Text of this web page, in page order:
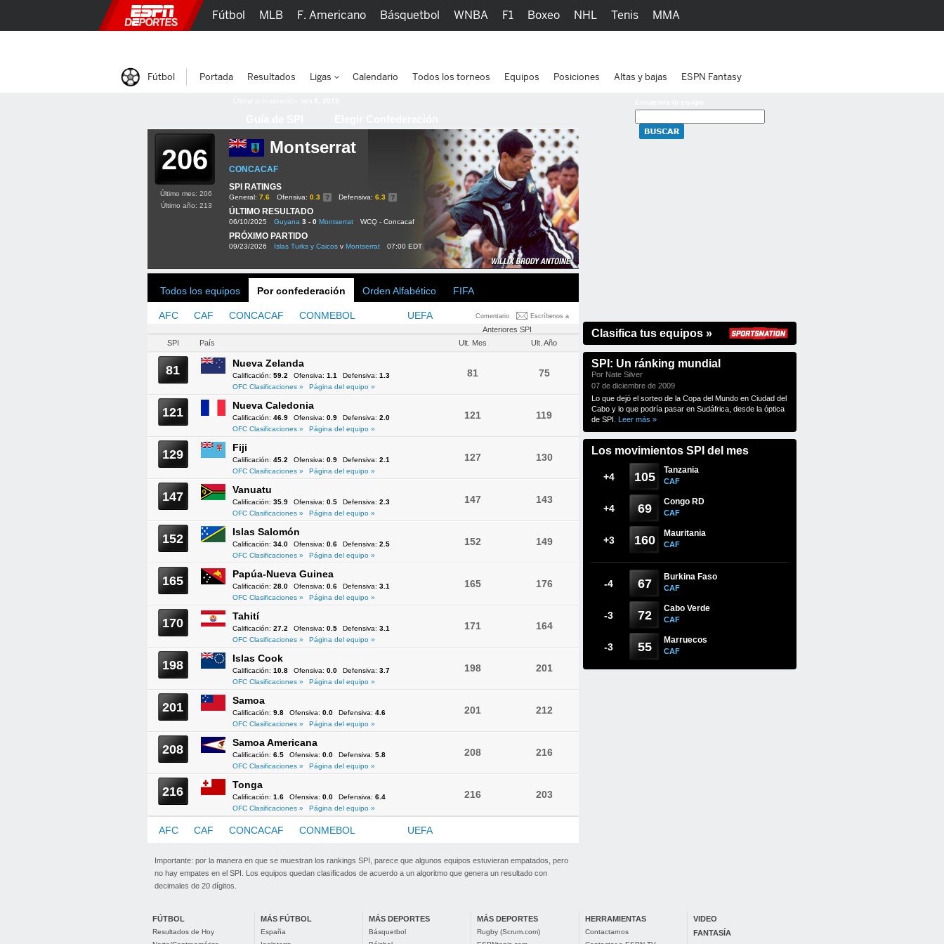
206 Montserrat
CONCACAF
SPI RATINGS
General: 7.6 Ofensiva: 0.3 Defensiva: 6.3
ÚLTIMO RESULTADO
06/10/2025 Guyana 3 - 0 Montserrat WCQ - Concacaf
PRÓXIMO PARTIDO
09/23/2026 Islas Turks y Caicos v Montserrat 07:00 EDT
Último mes: 206
Último año: 213
Todos los equipos Por confederación Orden Alfabético FIFA
Comentario Escríbenos a
AFC CAF CONCACAF CONMEBOL UEFA
Anteriores SPI
SPI
País Ult. Mes Ult. Año
81 Nueva Zelanda
Calificación: 59.2 Ofensiva: 1.1 Defensiva: 1.3
OFC Clasificaciones »
Página del equipo »
81 75
121 Nueva Caledonia
Calificación: 46.9 Ofensiva: 0.9 Defensiva: 2.0
OFC Clasificaciones »
Página del equipo »
121 119
129 Fiji
Calificación: 45.2 Ofensiva: 0.9 Defensiva: 2.1
OFC Clasificaciones »
Página del equipo »
127 130
147 Vanuatu
Calificación: 35.9 Ofensiva: 0.5 Defensiva: 2.3
OFC Clasificaciones »
Página del equipo »
147 143
152 Islas Salomón
Calificación: 34.0 Ofensiva: 0.6 Defensiva: 2.5
OFC Clasificaciones »
Página del equipo »
152 149
165 Papúa-Nueva Guinea
Calificación: 28.0 Ofensiva: 0.6 Defensiva: 3.1
OFC Clasificaciones »
Página del equipo »
165 176
170 Tahití
Calificación: 27.2 Ofensiva: 0.5 Defensiva: 3.1
OFC Clasificaciones »
Página del equipo »
171 164
198 Islas Cook
Calificación: 10.8 Ofensiva: 0.0 Defensiva: 3.7
OFC Clasificaciones »
Página del equipo »
198 201
201 Samoa
Calificación: 9.8 Ofensiva: 0.0 Defensiva: 4.6
OFC Clasificaciones »
Página del equipo »
201 212
208 Samoa Americana
Calificación: 6.5 Ofensiva: 0.0 Defensiva: 5.8
OFC Clasificaciones »
Página del equipo »
208 216
216 Tonga
Calificación: 1.6 Ofensiva: 0.0 Defensiva: 6.4
OFC Clasificaciones »
Página del equipo »
216 203
AFC CAF CONCACAF CONMEBOL UEFA
Importante: por la manera en que se muestran los rankings SPI, parece que algunos equipos estuvieran empatados, pero
no hay empates en el SPI. Los equipos quedan clasificados de acuerdo a un algoritmo que genera un resultado con
decimales de 20 dígitos.
Clasifica tus equipos »
SPI: Un ránking mundial
Por Nate Silver
07 de diciembre de 2009
Lo que dejó el sorteo de la Copa del Mundo en Ciudad del
Cabo y lo que podría pasar en Sudáfrica, desde la óptica
de SPI. Leer más »
Los movimientos SPI del mes
+4 105 Tanzania
CAF
+4 69 Congo RD
CAF
+3 160 Mauritania
CAF
-4 67 Burkina Faso
CAF
-3 72 Cabo Verde
CAF
-3 55 Marruecos
CAF
FÚTBOL
Resultados de Hoy
MÁS FÚTBOL
España
MÁS DEPORTES
Básquetbol
MÁS DEPORTES
Rugby (Scrum.com)
HERRAMIENTAS
Contactarnos
VIDEO
FANTASÍA
Fútbol MLB F. Americano Básquetbol WNBA F1 Boxeo NHL Tenis MMA
Fútbol Portada Resultados Ligas Calendario Todos los torneos Equipos Posiciones Altas y bajas ESPN Fantasy